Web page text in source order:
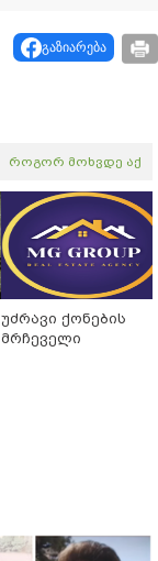
გაზიარება
როგორ მოხვდე აქ
უძრავი ქონების
მრჩეველი